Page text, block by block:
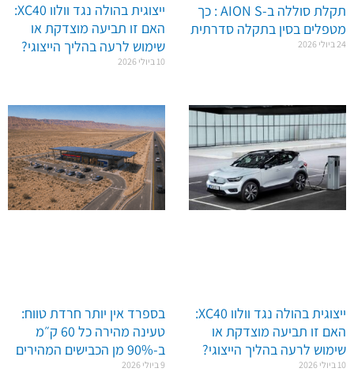
תקלת סוללה ב-AION S : כך
מטפלים בסין בתקלה סדרתית
24 ביולי 2026
ייצוגית בהולה נגד וולוו XC40:
האם זו תביעה מוצדקת או
שימוש לרעה בהליך הייצוגי?
10 ביולי 2026
ייצוגית בהולה נגד וולוו XC40:
האם זו תביעה מוצדקת או
שימוש לרעה בהליך הייצוגי?
10 ביולי 2026
בספרד אין יותר חרדת טווח:
טעינה מהירה כל 60 ק״מ
ב-90% מן הכבישים המהירים
9 ביולי 2026